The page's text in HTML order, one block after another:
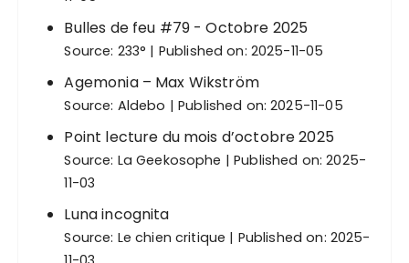
Bulles de feu #79 - Octobre 2025
Source: 233° Published on: 2025-11-05
Agemonia – Max Wikström
Source: Aldebo Published on: 2025-11-05
Point lecture du mois d’octobre 2025
Source: La Geekosophe
Published on: 2025-
11-03
Luna incognita
Source: Le chien critique
Published on: 2025-